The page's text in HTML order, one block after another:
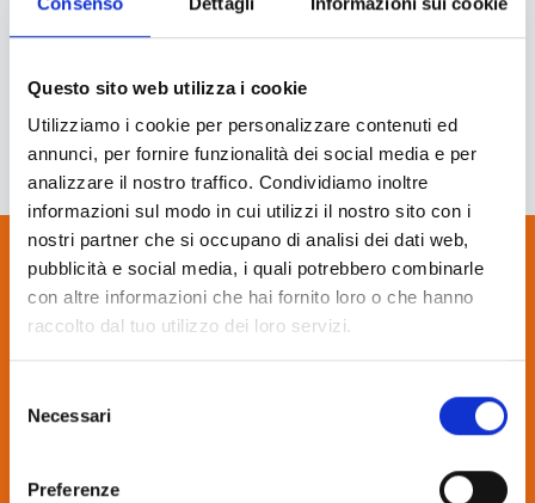
Questo sito web utilizza i cookie
Utilizziamo i cookie per personalizzare contenuti ed
annunci, per fornire funzionalità dei social media e per
analizzare il nostro traffico. Condividiamo inoltre
informazioni sul modo in cui utilizzi il nostro sito con i
nostri partner che si occupano di analisi dei dati web,
pubblicità e social media, i quali potrebbero combinarle
con altre informazioni che hai fornito loro o che hanno
raccolto dal tuo utilizzo dei loro servizi.
delNecessari
Preferenze
farBooking la propria employee experience.
Gestisci gli spazi
aziendali con
flessibilità e praticità
esperto per scoprire tutte le funzionalità e provarle